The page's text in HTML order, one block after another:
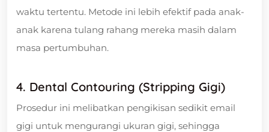
waktu tertentu. Metode ini lebih efektif pada anak-
anak karena tulang rahang mereka masih dalam
masa pertumbuhan.
4. Dental Contouring (Stripping Gigi)
Prosedur ini melibatkan pengikisan sedikit email
gigi untuk mengurangi ukuran gigi, sehingga